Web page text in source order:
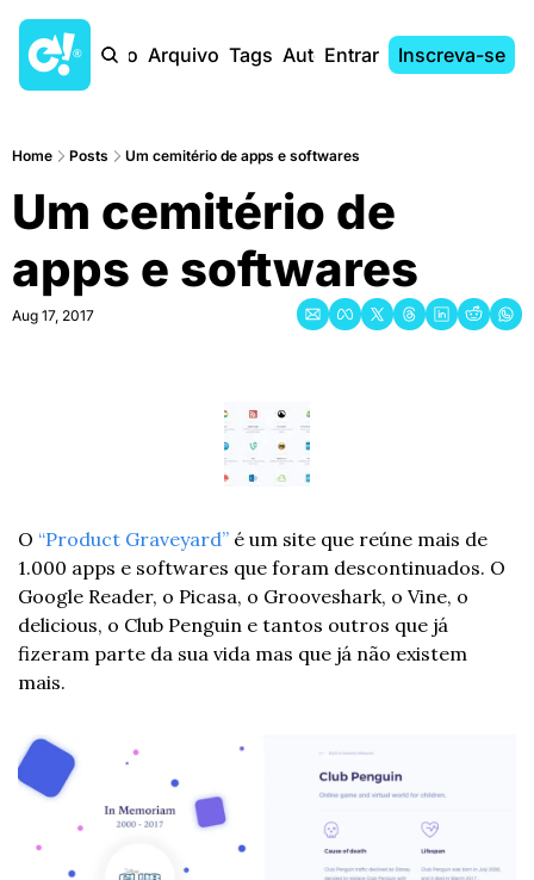
Início Arquivo Tags AutoresEntrar Inscreva-se
Home Posts Um cemitério de apps e softwares
Um cemitério de
apps e softwares
Aug 17, 2017
O “Product Graveyard” é um site que reúne mais de
1.000 apps e softwares que foram descontinuados. O
Google Reader, o Picasa, o Grooveshark, o Vine, o
delicious, o Club Penguin e tantos outros que já
fizeram parte da sua vida mas que já não existem
mais.